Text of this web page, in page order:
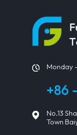
Monday
+86
No.13
Town